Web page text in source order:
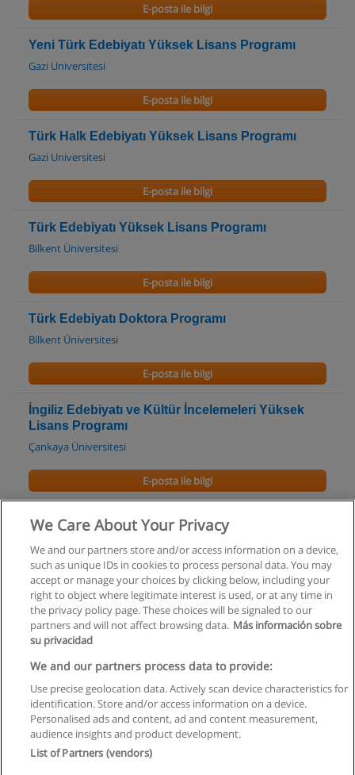
E-posta ile bilgi
Yeni Türk Edebiyatı Yüksek Lisans Programı
Gazi Universitesi
E-posta ile bilgi
Türk Halk Edebiyatı Yüksek Lisans Programı
Gazi Universitesi
E-posta ile bilgi
Türk Edebiyatı Yüksek Lisans Programı
Bilkent Üniversitesi
E-posta ile bilgi
Türk Edebiyatı Doktora Programı
Bilkent Üniversitesi
E-posta ile bilgi
İngiliz Edebiyatı ve Kültür İncelemeleri Yüksek
Lisans Programı
Çankaya Üniversitesi
E-posta ile bilgi
İngiliz Edebiyatı Yüksek Lisans Programı
E-posta ile bilgi
Kullanım koşulları
Gizlilik politikası
İletişim Educaedu
Copyright © Educaedu Business S.L. - CIF : B-95610580: -
We Care About Your Privacy
We and our partners store and/or access information on a device,
such as unique IDs in cookies to process personal data. You may
accept or manage your choices by clicking below, including your
right to object where legitimate interest is used, or at any time in
the privacy policy page. These choices will be signaled to our
partners and will not affect browsing data. Más información sobre
su privacidad
We and our partners process data to provide:
Use precise geolocation data. Actively scan device characteristics for
identification. Store and/or access information on a device.
Personalised ads and content, ad and content measurement,
audience insights and product development.
List of Partners (vendors)